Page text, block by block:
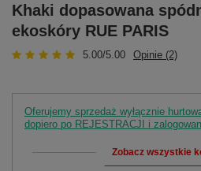
Khaki dopasowana
ekoskóry RUE PARIS
5.00/5.00 Opinie (2)
Oferujemy sprzedaż wyłącznie
dopiero po REJESTRACJI i
Zobacz wszystkie